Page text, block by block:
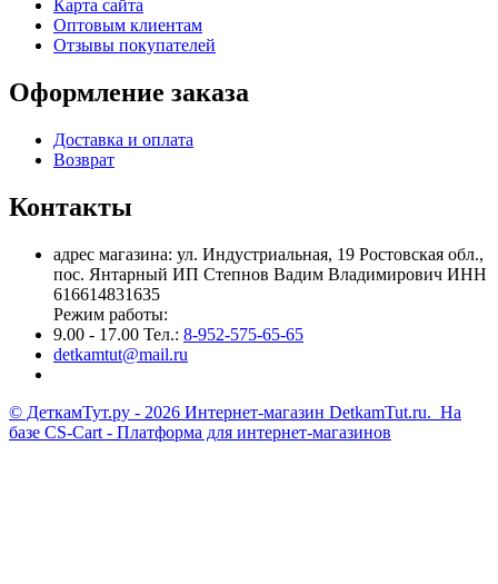
Карта сайта
Оптовым клиентам
Отзывы покупателей
Оформление заказа
Доставка и оплата
Возврат
Контакты
адрес магазина: ул. Индустриальная, 19 Ростовская обл.,
пос. Янтарный ИП Степнов Вадим Владимирович ИНН
616614831635
Режим работы:
9.00 - 17.00 Тел.: 8-952-575-65-65
detkamtut@mail.ru
© ДеткамТут.ру - 2026 Интернет-магазин DetkamTut.ru. На
базе CS-Cart - Платформа для интернет-магазинов